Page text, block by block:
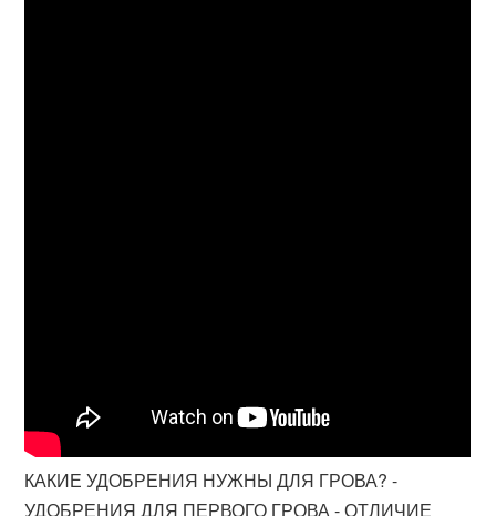
КАКИЕ УДОБРЕНИЯ НУЖНЫ ДЛЯ ГРОВА? -
УДОБРЕНИЯ ДЛЯ ПЕРВОГО ГРОВА - ОТЛИЧИЕ